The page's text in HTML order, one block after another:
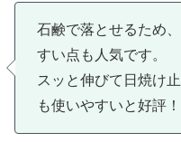
石鹸で落とせるため
すい点も人気です。
スッと伸びて日焼け
も使いやすいと好評！